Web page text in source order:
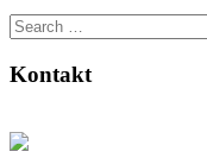
Search
for:
Kontakt